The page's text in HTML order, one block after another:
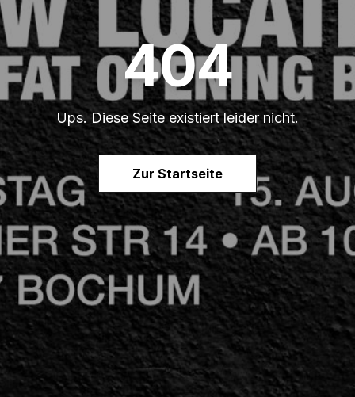
404
Ups. Diese Seite existiert leider nicht.
Zur Startseite